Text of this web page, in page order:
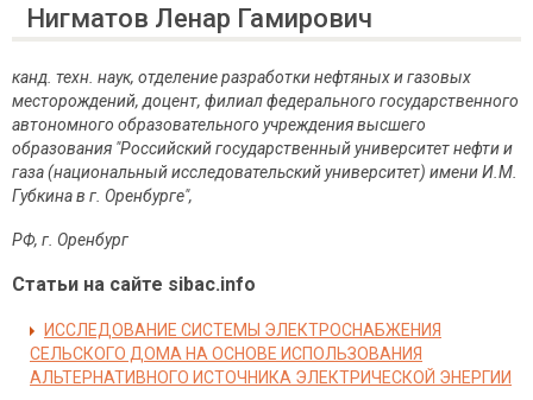
Нигматов Ленар Гамирович
канд. техн. наук, отделение разработки нефтяных и газовых
месторождений, доцент, филиал федерального государственного
автономного образовательного учреждения высшего
образования "Российский государственный университет нефти и
газа (национальный исследовательский университет) имени И.М.
Губкина в г. Оренбурге",
РФ, г. Оренбург
Статьи на сайте sibac.info
ИССЛЕДОВАНИЕ СИСТЕМЫ ЭЛЕКТРОСНАБЖЕНИЯ
СЕЛЬСКОГО ДОМА НА ОСНОВЕ ИСПОЛЬЗОВАНИЯ
АЛЬТЕРНАТИВНОГО ИСТОЧНИКА ЭЛЕКТРИЧЕСКОЙ ЭНЕРГИИ